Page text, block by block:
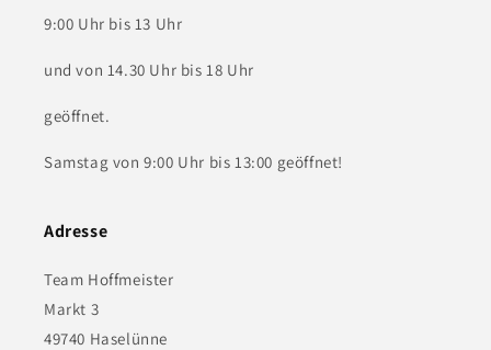
9:00 Uhr bis 13 Uhr
und von 14.30 Uhr bis 18 Uhr
geöffnet.
Samstag von 9:00 Uhr bis 13:00 geöffnet!
Adresse
Team Hoffmeister
Markt 3
49740 Haselünne